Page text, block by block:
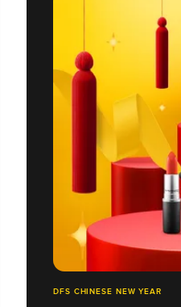
DFS CHINESE NEW YEAR